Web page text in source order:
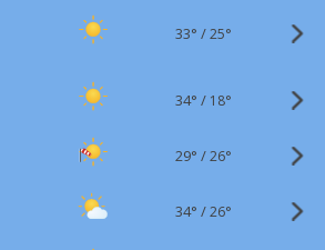
33° /25°
34° / 18°
29° /26°
34° /26°